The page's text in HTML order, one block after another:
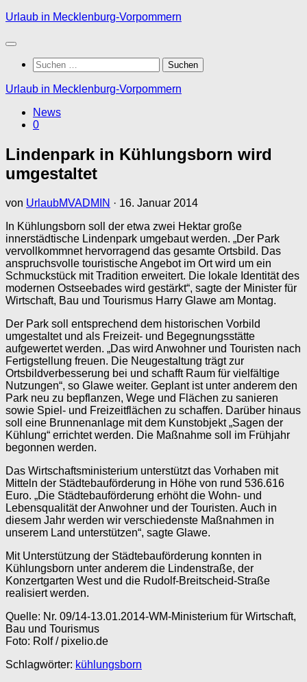
Zum
springen
Urlaub in Mecklenburg-Vorpommern
Suchen
nach:
Urlaub in Mecklenburg-Vorpommern
News
0
Lindenpark in Kühlungsborn wird
umgestaltet
von UrlaubMVADMIN · 16. Januar 2014
In Kühlungsborn soll der etwa zwei Hektar große
innerstädtische Lindenpark umgebaut werden. „Der Park
vervollkommnet hervorragend das gesamte Ortsbild. Das
anspruchsvolle touristische Angebot im Ort wird um ein
Schmuckstück mit Tradition erweitert. Die lokale Identität des
modernen Ostseebades wird gestärkt“, sagte der Minister für
Wirtschaft, Bau und Tourismus Harry Glawe am Montag.
Der Park soll entsprechend dem historischen Vorbild
umgestaltet und als Freizeit- und Begegnungsstätte
aufgewertet werden. „Das wird Anwohner und Touristen nach
Fertigstellung freuen. Die Neugestaltung trägt zur
Ortsbildverbesserung bei und schafft Raum für vielfältige
Nutzungen“, so Glawe weiter. Geplant ist unter anderem den
Park neu zu bepflanzen, Wege und Flächen zu sanieren
sowie Spiel- und Freizeitflächen zu schaffen. Darüber hinaus
soll eine Brunnenanlage mit dem Kunstobjekt „Sagen der
Kühlung“ errichtet werden. Die Maßnahme soll im Frühjahr
begonnen werden.
Das Wirtschaftsministerium unterstützt das Vorhaben mit
Mitteln der Städtebauförderung in Höhe von rund 536.616
Euro. „Die Städtebauförderung erhöht die Wohn- und
Lebensqualität der Anwohner und der Touristen. Auch in
diesem Jahr werden wir verschiedenste Maßnahmen in
unserem Land unterstützen“, sagte Glawe.
Mit Unterstützung der Städtebauförderung konnten in
Kühlungsborn unter anderem die Lindenstraße, der
Konzertgarten West und die Rudolf-Breitscheid-Straße
realisiert werden.
Quelle: Nr. 09/14-13.01.2014-WM-Ministerium für Wirtschaft,
Bau und Tourismus
Foto: Rolf / pixelio.de
Schlagwörter: kühlungsborn